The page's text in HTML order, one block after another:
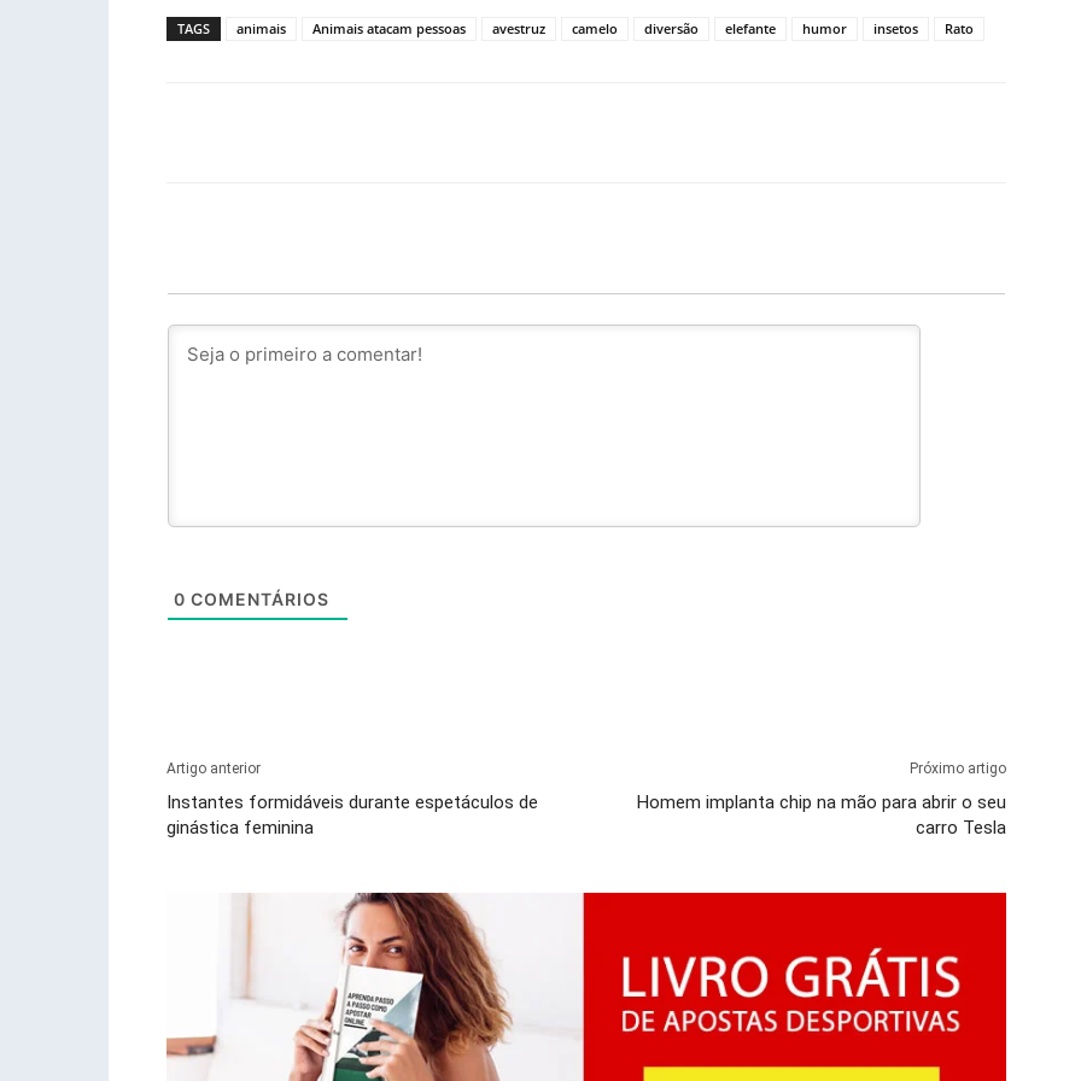
TAGS animais Animais atacam pessoas avestruz camelo diversão elefante humor insetos Rato
0 COMENTÁRIOS
Artigo anterior
Instantes formidáveis durante espetáculos de
ginástica feminina
Próximo artigo
Homem implanta chip na mão para abrir o seu
carro Tesla